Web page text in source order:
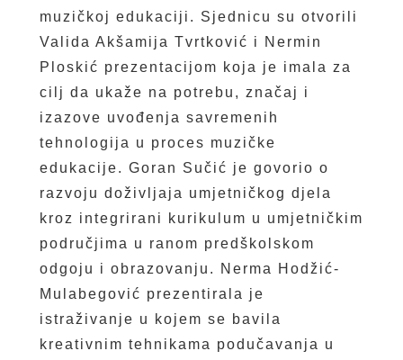
muzičkoj edukaciji. Sjednicu su otvorili
Valida Akšamija Tvrtković i Nermin
Ploskić prezentacijom koja je imala za
cilj da ukaže na potrebu, značaj i
izazove uvođenja savremenih
tehnologija u proces muzičke
edukacije. Goran Sučić je govorio o
razvoju doživljaja umjetničkog djela
kroz integrirani kurikulum u umjetničkim
područjima u ranom predškolskom
odgoju i obrazovanju. Nerma Hodžić-
Mulabegović prezentirala je
istraživanje u kojem se bavila
kreativnim tehnikama podučavanja u